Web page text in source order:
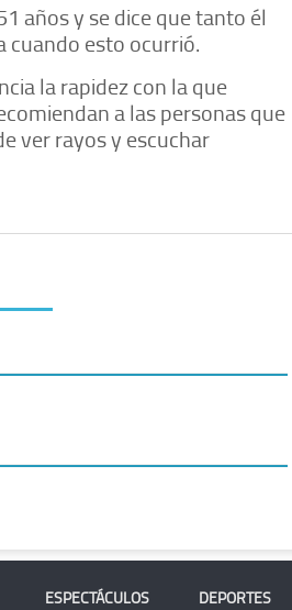
años y se dice que tanto él
cuando esto ocurrió.
la rapidez con la que
a las personas que
ver rayos y escuchar
ESPECTÁCULOS DEPORTES